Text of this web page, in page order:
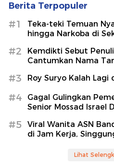
Berita Terpopuler
#1
Teka-teki Temuan
hingga Narkoba di
#2
Kemdikti Sebut
Cantumkan Nama
#3 Roy Suryo Kalah Lagi
#4
Gagal Gulingkan
Senior Mossad Israel
#5
Viral Wanita ASN
di Jam Kerja,
Lihat